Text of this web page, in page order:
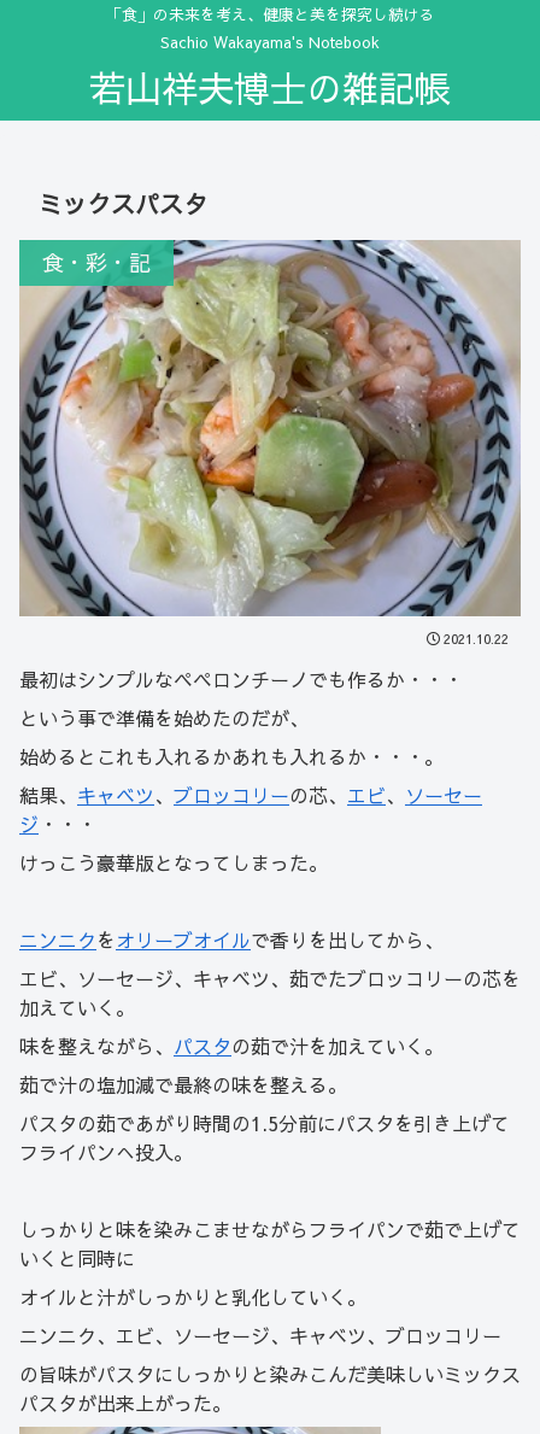
「食」の未来を考え、健康と美を探究し続ける
Sachio Wakayama's Notebook
若山祥夫博士の雑記帳
ミックスパスタ
食・彩・記
2021.10.22
最初はシンプルなペペロンチーノでも作るか・・・
という事で準備を始めたのだが、
始めるとこれも入れるかあれも入れるか・・・。
結果、 キャベツ、 ブロッコリーの芯、 エビ、 ソーセー
ジ ・・・
けっこう豪華版となってしまった。
ニンニクをオリーブオイルで香りを出してから、
エビ、ソーセージ、キャベツ、茹でたブロッコリーの芯を
加えていく。
味を整えながら、 パスタの茹で汁を加えていく。
茹で汁の塩加減で最終の味を整える。
パスタの茹であがり時間の1.5分前にパスタを引き上げて
フライパンへ投入。
しっかりと味を染みこませながらフライパンで茹で上げて
いくと同時に
オイルと汁がしっかりと乳化していく。
ニンニク、エビ、ソーセージ、キャベツ、ブロッコリー
の旨味がパスタにしっかりと染みこんだ美味しいミックス
パスタが出来上がった。